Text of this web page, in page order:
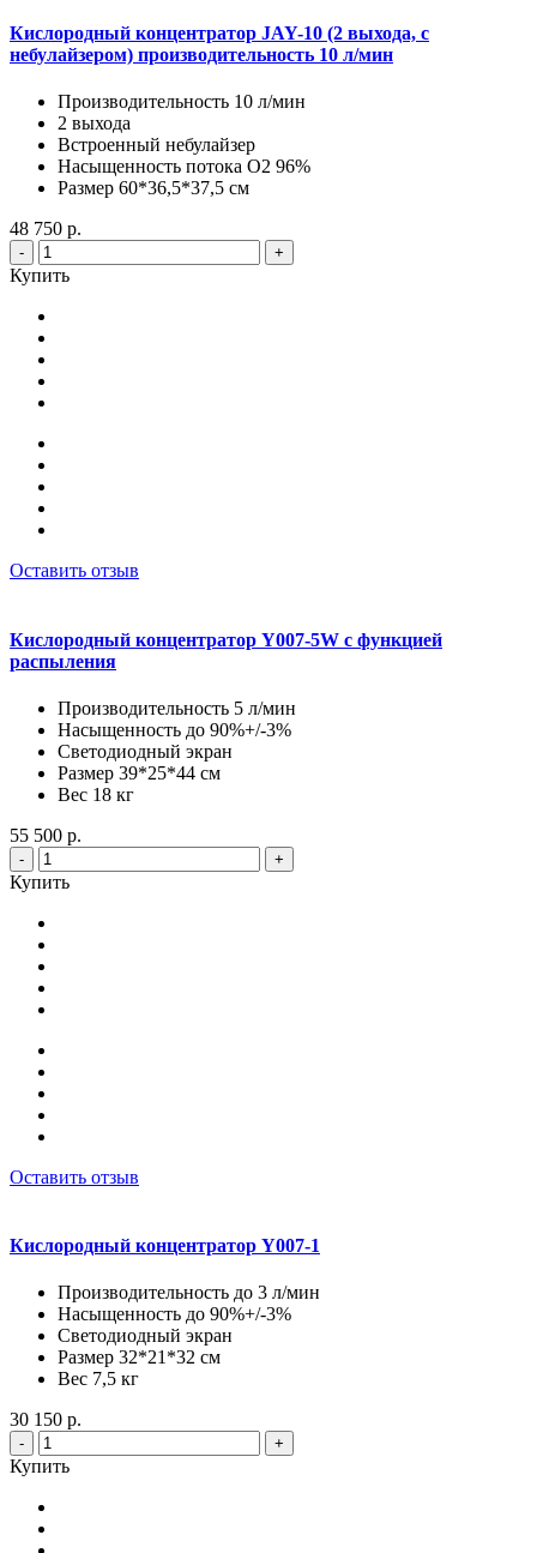
Кислородный концентратор JAY-10 (2 выхода, с
небулайзером) производительность 10 л/мин
Производительность 10 л/мин
2 выхода
Встроенный небулайзер
Насыщенность потока О2 96%
Размер 60*36,5*37,5 см
48 750 р.
- +
Купить
Оставить отзыв
Кислородный концентратор Y007-5W с функцией
распыления
Производительность 5 л/мин
Насыщенность до 90%+/-3%
Светодиодный экран
Размер 39*25*44 см
Вес 18 кг
55 500 р.
- +
Купить
Оставить отзыв
Кислородный концентратор Y007-1
Производительность до 3 л/мин
Насыщенность до 90%+/-3%
Светодиодный экран
Размер 32*21*32 см
Вес 7,5 кг
30 150 р.
- +
Купить